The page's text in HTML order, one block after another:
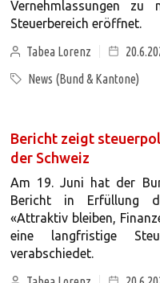
Vernehmlassungen zu
Steuerbereich eröffnet.
Tabea Lorenz
News (Bund & Kantone)
Bericht zeigt
der Schweiz
Am 19. Juni hat der
Bericht in Erfüllung
«Attraktiv bleiben,
eine langfristige
verabschiedet.